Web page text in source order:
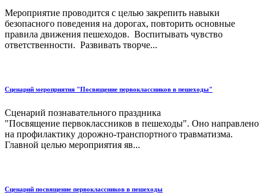
Мероприятие проводится с целью закрепить навыки
безопасного поведения на дорогах, повторить основные
правила движения пешеходов. Воспитывать чувство
ответственности. Развивать творче...
Сценарий мероприятия "Посвящение первоклассников в пешеходы"
Сценарий познавательного праздника
"Посвящение первоклассников в пешеходы". Оно направлено
на профилактику дорожно-транспортного травматизма.
Главной целью мероприятия яв...
Сценарий посвящение первоклассников в пешеходы